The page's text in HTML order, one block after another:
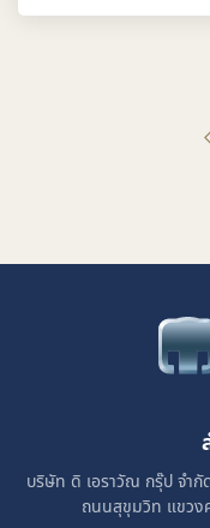
บริษัท ดิ เอราวัณ กรุ๊ป จำ
ถนนสุขุมวิท แขวง